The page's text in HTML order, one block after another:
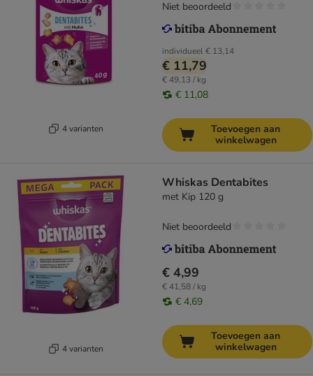
4 varianten
individueel€ 13,14
€ 11,79
€ 49,13 / kg
€ 11,08
Niet beoordeeld
Toevoegen aan
winkelwagen
4 varianten
Whiskas Dentabites
met Kip 120 g
€ 4,99
€ 41,58 / kg
€ 4,69
Niet beoordeeld
Toevoegen aan
winkelwagen